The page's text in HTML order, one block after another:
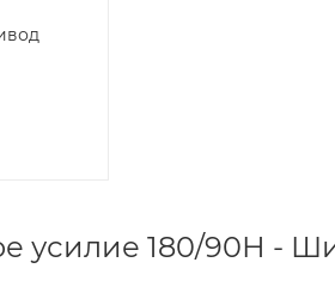
усилие 180/90Н -